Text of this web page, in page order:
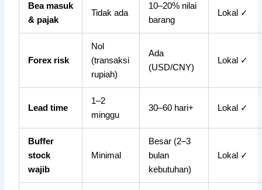
Bea masuk
& pajak
Tidak ada
10–20% nilai
barang
Lokal ✓
Forex risk
Nol
(transaksi
rupiah)
Ada
(USD/CNY)
Lokal ✓
Lead time
1–2
minggu
30–60 hari+ Lokal ✓
Buffer
stock
wajib
Minimal
Besar (2–3
bulan
kebutuhan)
Lokal ✓